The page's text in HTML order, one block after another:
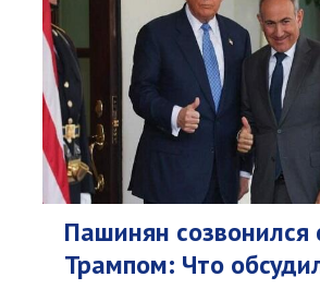
Пашинян созвонился
Трампом: Что